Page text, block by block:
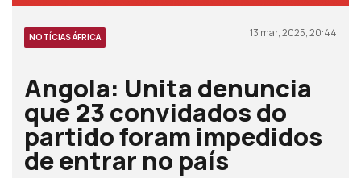
NOTÍCIAS ÁFRICA 13 mar, 2025, 20:44
Angola: Unita denuncia
que 23 convidados do
partido foram impedidos
de entrar no país